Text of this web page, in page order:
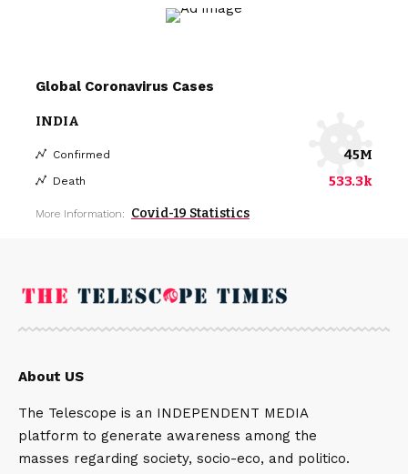
Global Coronavirus Cases
INDIA
Confirmed 45M
Death 533.3k
More Information: Covid-19 Statistics
About US
The Telescope is an INDEPENDENT MEDIA
platform to generate awareness among the
masses regarding society, socio-eco, and politico.